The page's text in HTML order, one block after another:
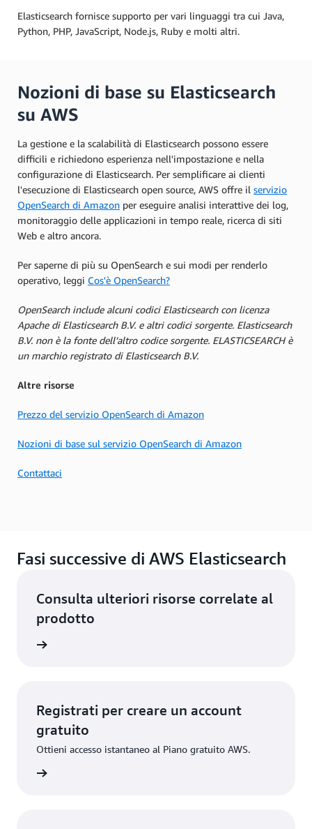
Elasticsearch fornisce supporto per vari linguaggi tra cui Java,
Python, PHP, JavaScript, Node.js, Ruby e molti altri.
Nozioni di base su Elasticsearch
su AWS
La gestione e la scalabilità di Elasticsearch possono essere
difficili e richiedono esperienza nell'impostazione e nella
configurazione di Elasticsearch. Per semplificare ai clienti
l'esecuzione di Elasticsearch open source, AWS offre il servizio
OpenSearch di Amazon per eseguire analisi interattive dei log,
monitoraggio delle applicazioni in tempo reale, ricerca di siti
Web e altro ancora.
Per saperne di più su OpenSearch e sui modi per renderlo
operativo, leggi Cos'è OpenSearch?
OpenSearch include alcuni codici Elasticsearch con licenza
Apache di Elasticsearch B.V. e altri codici sorgente. Elasticsearch
B.V. non è la fonte dell’altro codice sorgente. ELASTICSEARCH è
un marchio registrato di Elasticsearch B.V.
Altre risorse
Prezzo del servizio OpenSearch di Amazon
Nozioni di base sul servizio OpenSearch di Amazon
Contattaci
Fasi successive di AWS Elasticsearch
Consulta ulteriori risorse correlate al
prodotto
Registrati per creare un account
gratuito
Ottieni accesso istantaneo al Piano gratuito AWS.